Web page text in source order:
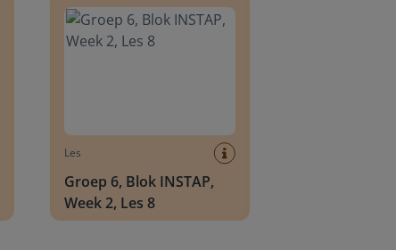
Les
Groep 6, Blok INSTAP,
Week 2, Les 8